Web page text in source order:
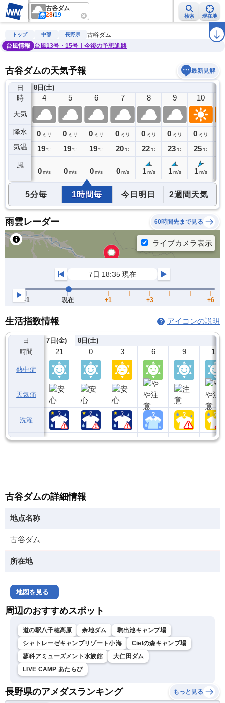
古谷ダム
28/19 検索 現在地
雨雲レーダー 台風情報 地震情報 ラ
トップ 中部 長野県
古谷ダム
台風情報
台風13号・15号｜今後の予想進路
古谷ダムの天気予報 最新見解
日
時
天気
降水
気温
風
8日(土)
3
0ミリ
19℃
4
0 ミリ
19℃
0 m/s
5
0 ミリ
19℃
0 m/s
6
0 ミリ
19℃
0 m/s
7
0 ミリ
20℃
0 m/s
8
0 ミリ
22℃
1 m/s
9
0 ミリ
23℃
1 m/s
10
0 ミリ
25℃
1 m/s
5分毎 1時間毎 今日明日 2週間天気
雨雲レーダー 60時間先まで見る
生活指数情報 アイコンの説明
日
時間
熱中症
天気痛
洗濯
7日(金)
21
8日(土)
0 3 6 9 12
古谷ダムの詳細情報
地点名称
古谷ダム
所在地
地図を見る
周辺のおすすめスポット
道の駅八千穂高原 余地ダム
駒出池キャンプ場
シャトレーゼキャンプリゾート小海
Cielの森キャンプ場
蓼科アミューズメント水族館
大仁田ダム
LIVE CAMP あたらび
長野県のアメダスランキング もっと見る